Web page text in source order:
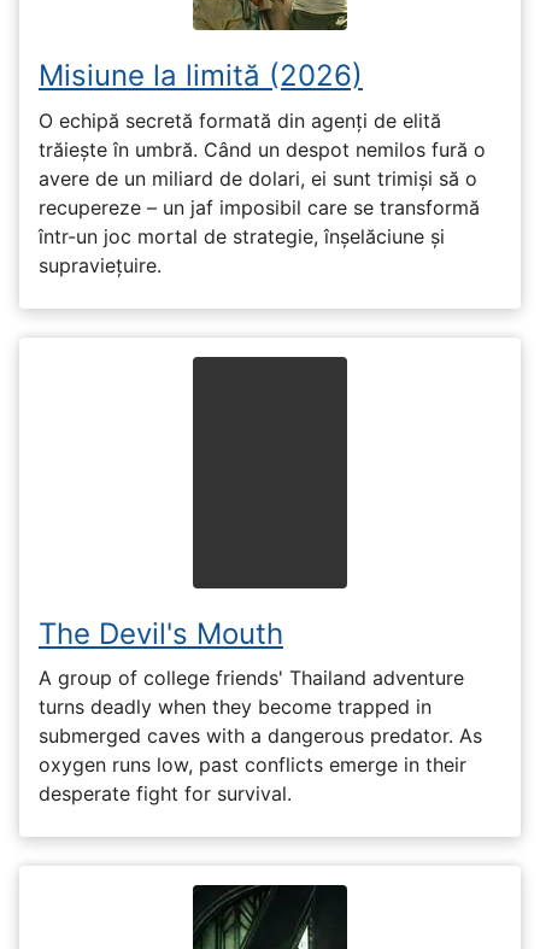
Misiune la limită (2026)
O echipă secretă formată din agenți de elită
trăiește în umbră. Când un despot nemilos fură o
avere de un miliard de dolari, ei sunt trimiși să o
recupereze – un jaf imposibil care se transformă
într-un joc mortal de strategie, înșelăciune și
supraviețuire.
The Devil's Mouth
A group of college friends' Thailand adventure
turns deadly when they become trapped in
submerged caves with a dangerous predator. As
oxygen runs low, past conflicts emerge in their
desperate fight for survival.